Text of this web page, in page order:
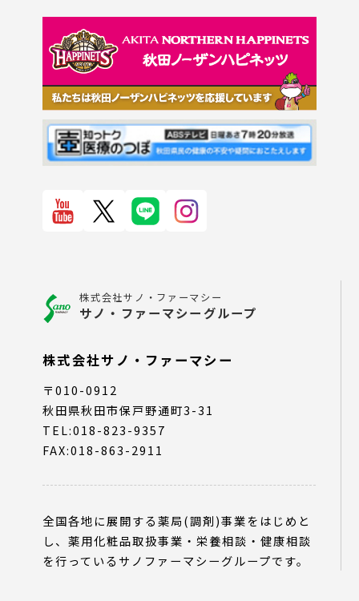
株式会社サノ・ファーマシー
サノ・ファーマシーグループ
株式会社サノ・ファーマシー
〒010-0912
秋田県秋田市保戸野通町3-31
TEL:018-823-9357
FAX:018-863-2911
全国各地に展開する薬局(調剤)事業をはじめと
し、薬用化粧品取扱事業・栄養相談・健康相談
を行っているサノファーマシーグループです。